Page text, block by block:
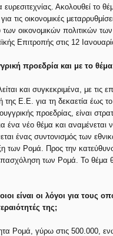
Ακολουθεί το
τις οικονομικές
των οικονομικών πολιτικών
Επιτροπής στις 12
προεδρία και με το
και συγκεκριμένα, με τις
της Ε.Ε. για τη δεκαετία έως
προεδρίας, είναι
ένα νέο θέμα και
ένας συντονισμός των
των Ρομά. Προς την
των Ρομά. Το θέμα
είναι οι λόγοι για τους
της;
Ρομά, γύρω στις 500.000,